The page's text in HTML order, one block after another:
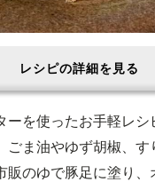
レシピの詳細を見る
ーを使ったお手軽レシ
ごま油やゆず胡椒、す
販のゆで豚足に塗り、